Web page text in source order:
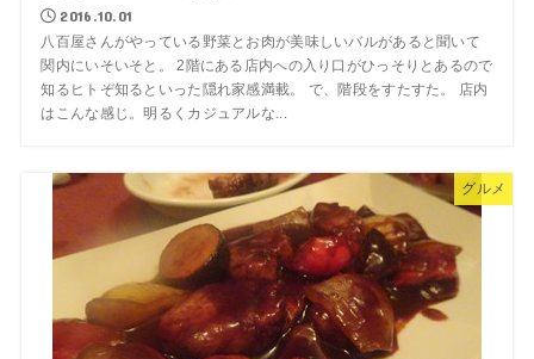
2016.10.01
八百屋さんがやっている野菜とお肉が美味しいバルがあると聞いて
関内にいそいそと。 2階にある店内への入り口がひっそりとあるので
知るヒトぞ知るといった隠れ家感満載。 で、階段をすたすた。 店内
はこんな感じ。明るくカジュアルな...
グルメ